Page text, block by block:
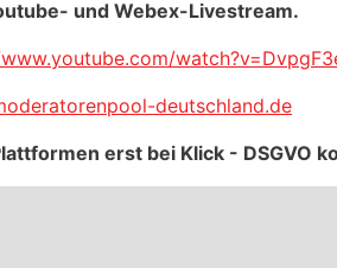
und Webex-Livestream.
deutschland.de
erst bei Klick - DSGVO